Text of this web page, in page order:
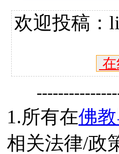
欢迎投稿：
1.所有在佛
相关法律/政